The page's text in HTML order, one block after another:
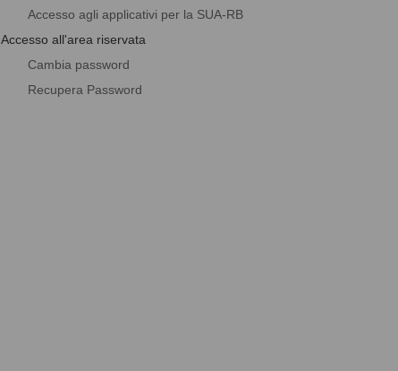
Accesso agli applicativi per la SUA-RB
Accesso all'area riservata
Cambia password
Recupera Password